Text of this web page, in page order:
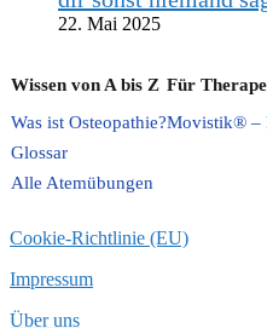
22. Mai 2025
Wissen von A bis Z
Was ist Osteopathie?
Glossar
Alle Atemübungen
Für
Movistik® –
Cookie-Richtlinie (EU)
Impressum
Über uns